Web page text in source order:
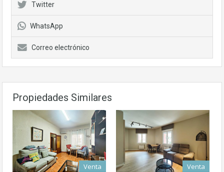
Twitter
WhatsApp
Correo electrónico
Propiedades Similares
Venta Venta